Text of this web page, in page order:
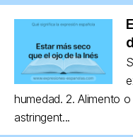
humedad. 2. Alimento
astringent...